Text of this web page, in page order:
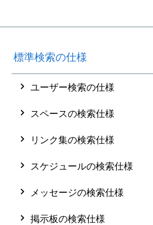
標準検索の仕様
ユーザー検索の仕様
スペースの検索仕様
リンク集の検索仕様
スケジュールの検索仕様
メッセージの検索仕様
掲示板の検索仕様